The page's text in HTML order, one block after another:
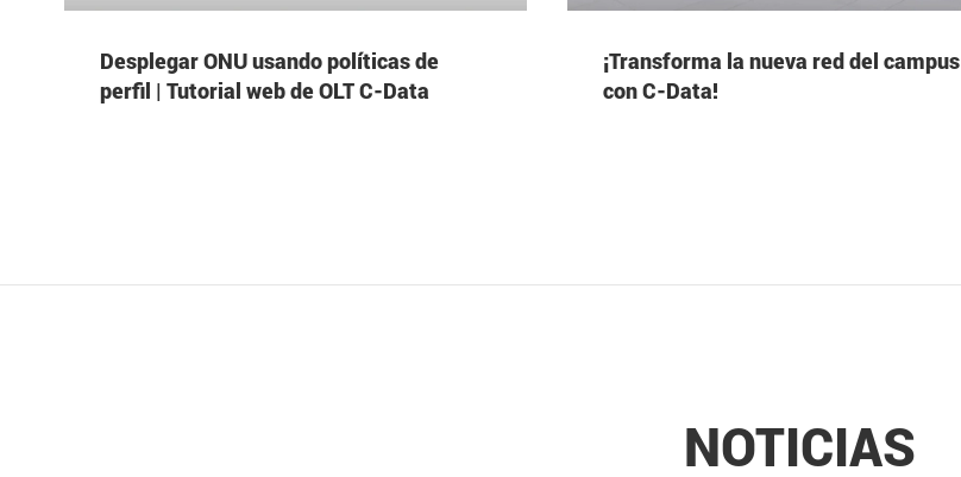
Desplegar ONU usando políticas de
perfil | Tutorial web de OLT C-Data
¡Transforma la nueva red del campus
con C-Data!
NOTICIAS